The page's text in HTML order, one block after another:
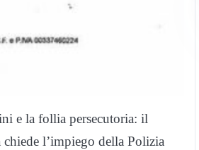
e la follia persecutoria: il
l’impiego della Polizia